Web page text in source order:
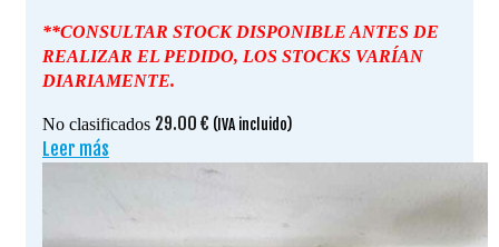
**CONSULTAR STOCK DISPONIBLE ANTES DE
REALIZAR EL PEDIDO, LOS STOCKS VARÍAN
DIARIAMENTE.
No clasificados 29.00 € (IVA incluido)
Leer más